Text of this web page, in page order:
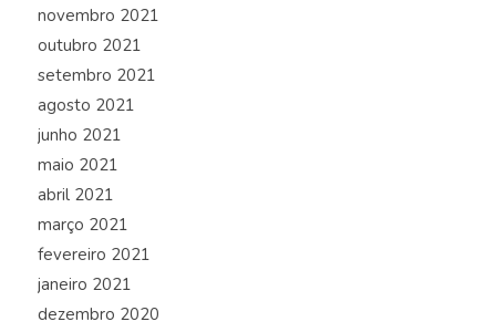
novembro 2021
outubro 2021
setembro 2021
agosto 2021
junho 2021
maio 2021
abril 2021
março 2021
fevereiro 2021
janeiro 2021
dezembro 2020